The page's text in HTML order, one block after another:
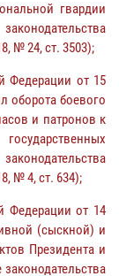
гвардии
№ 24, ст. 3503);
Федерации от 15
оборота боевого
и патронов к
№ 4, ст. 634);
Федерации от 14
(сыскной) и
Президента и